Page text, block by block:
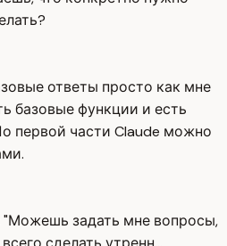
ответы просто как мне
базовые функции и есть
первой части Claude можно
"Можешь задать мне вопросы,